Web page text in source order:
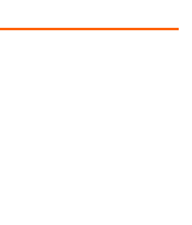
ご注文と店頭処理との時
に在庫の確認をお電話か
します。
部機械に代替部品を使用